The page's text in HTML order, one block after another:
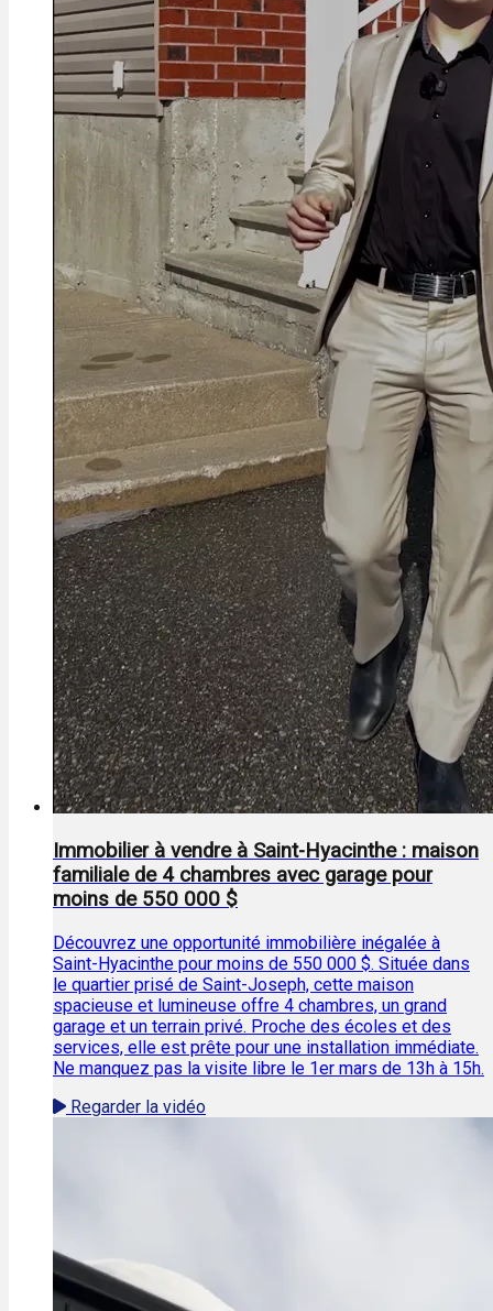
Immobilier à vendre à Saint-Hyacinthe : maison
familiale de 4 chambres avec garage pour
moins de 550 000 $
Découvrez une opportunité immobilière inégalée à
Saint-Hyacinthe pour moins de 550 000 $. Située dans
le quartier prisé de Saint-Joseph, cette maison
spacieuse et lumineuse offre 4 chambres, un grand
garage et un terrain privé. Proche des écoles et des
services, elle est prête pour une installation immédiate.
Ne manquez pas la visite libre le 1er mars de 13h à 15h.
Regarder la vidéo